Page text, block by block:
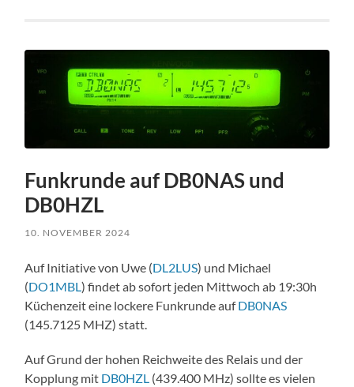
Funkrunde auf DB0NAS und
DB0HZL
10. NOVEMBER 2024
Auf Initiative von Uwe (DL2LUS) und Michael
(DO1MBL) findet ab sofort jeden Mittwoch ab 19:30h
Küchenzeit eine lockere Funkrunde aufDB0NAS
(145.7125 MHZ) statt.
Auf Grund der hohen Reichweite des Relais und der
Kopplung mit DB0HZL (439.400 MHz) sollte es vielen